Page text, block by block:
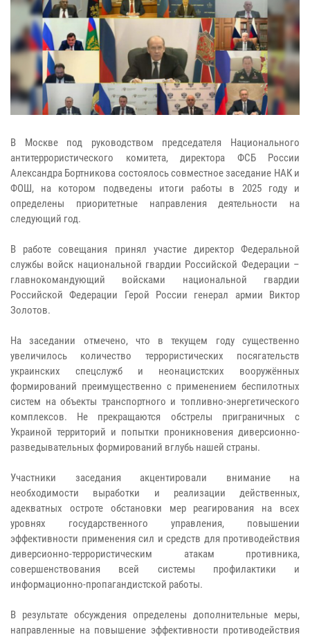
В Москве под руководством председателя Национального
антитеррористического комитета, директора ФСБ России
Александра Бортникова состоялось совместное заседание НАК и
ФОШ, на котором подведены итоги работы в 2025 году и
определены приоритетные направления деятельности на
следующий год.
В работе совещания принял участие директор Федеральной
службы войск национальной гвардии Российской Федерации –
главнокомандующий войсками национальной гвардии
Российской Федерации Герой России генерал армии Виктор
Золотов.
На заседании отмечено, что в текущем году существенно
увеличилось количество террористических посягательств
украинских спецслужб и неонацистских вооружённых
формирований преимущественно с применением беспилотных
систем на объекты транспортного и топливно-энергетического
комплексов. Не прекращаются обстрелы приграничных с
Украиной территорий и попытки проникновения диверсионно-
разведывательных формирований вглубь нашей страны.
Участники заседания акцентировали внимание на
необходимости выработки и реализации действенных,
адекватных остроте обстановки мер реагирования на всех
уровнях государственного управления, повышении
эффективности применения сил и средств для противодействия
диверсионно-террористическим атакам противника,
совершенствования всей системы профилактики и
информационно-пропагандистской работы.
В результате обсуждения определены дополнительные меры,
направленные на повышение эффективности противодействия